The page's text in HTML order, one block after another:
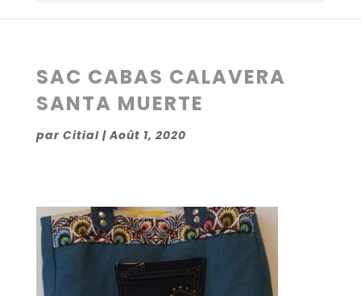
SAC CABAS CALAVERA
SANTA MUERTE
par Citial|Août 1, 2020